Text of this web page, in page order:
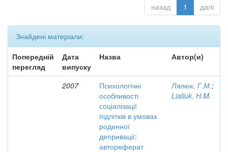
назад 1 далі
Знайдені матеріали:
Попередній
перегляд
Дата
випуску
Назва Автор(и)
2007
Психологічні
особливості
соціалізації
підлітків в умовах
родинної
депривації:
автореферат
Лялюк, Г.М.;
Lialiuk, H.M.